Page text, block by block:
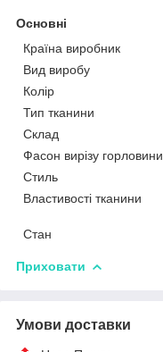
Основні
Країна виробник
Вид виробу
Колір
Тип тканини
Склад
Фасон вирізу горловини
Стиль
Властивості тканини
Стан
Приховати
Умови доставки